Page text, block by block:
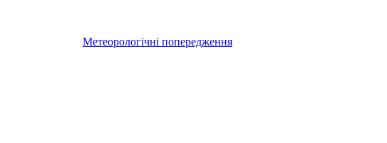
Метеорологічні попередження